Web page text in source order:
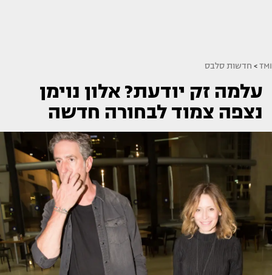
TMI
> חדשות סלבס
עלמה זק יודעת? אלון נוימן
נצפה צמוד לבחורה חדשה